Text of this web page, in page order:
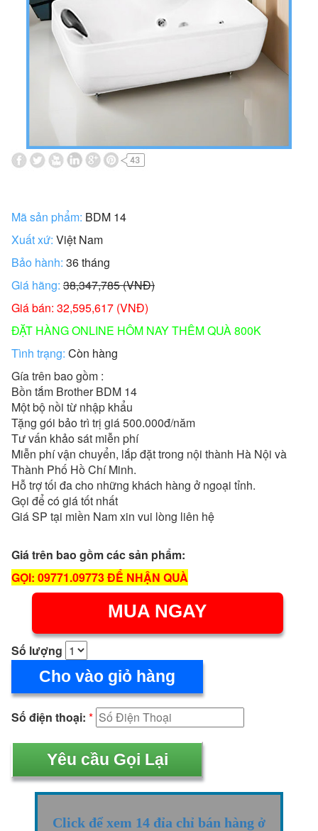
Mã sản phẩm: BDM 14
Xuất xứ: Việt Nam
Bảo hành: 36 tháng
Giá hãng: 38,347,785 (VNĐ)
Giá bán: 32,595,617 (VNĐ)
ĐẶT HÀNG ONLINE HÔM NAY THÊM QUÀ 800K
Tình trạng: Còn hàng
Gía trên bao gồm :
Bồn tắm Brother BDM 14
Một bộ nồi từ nhập khẩu
Tặng gói bảo trì trị giá 500.000đ/năm
Tư vấn khảo sát miễn phí
Miễn phí vận chuyển, lắp đặt trong nội thành Hà Nội và
Thành Phố Hồ Chí Minh.
Hỗ trợ tối đa cho những khách hàng ở ngoại tỉnh.
Gọi để có giá tốt nhất
Giá SP tại miền Nam xin vui lòng liên hệ
Giá trên bao gồm các sản phẩm:
GỌI: 09771.09773 ĐỂ NHẬN QUÀ
MUA NGAY
Số lượng
Cho vào giỏ hàng
Số điện thoại: *
Click để xem 14 đỉa chỉ bán hàng ở